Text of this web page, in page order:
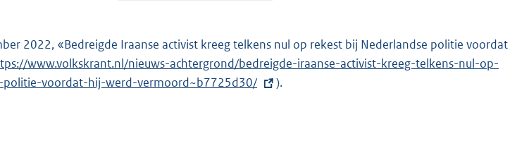
2022, «Bedreigde Iraanse activist kreeg telkens nul op rekest bij Nederlandse politie voordat
www.volkskrant.nl/nieuws-achtergrond/bedreigde-iraanse-activist-kreeg-telkens-nul-op-
politie-voordat-hij-werd-vermoord~b7725d30/
).